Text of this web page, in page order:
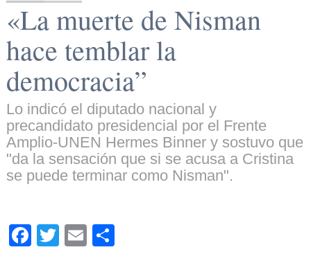
«La muerte de Nisman
hace temblar la
democracia”
Lo indicó el diputado nacional y
precandidato presidencial por el Frente
Amplio-UNEN Hermes Binner y sostuvo que
"da la sensación que si se acusa a Cristina
se puede terminar como Nisman".
Facebook
TwitterEmail